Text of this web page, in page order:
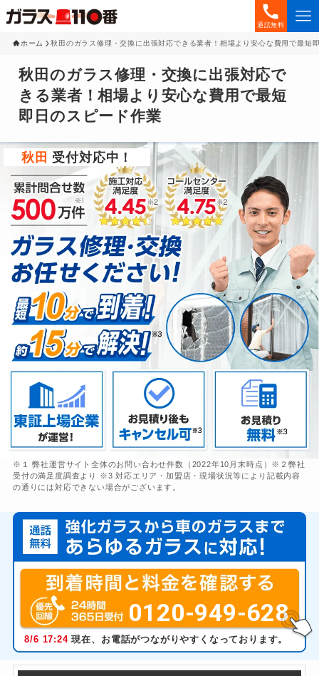
通話無料
ホーム 秋田のガラス修理・交換に出張対応できる業者！相場より安心な費用で最短
秋田のガラス修理・交換に出張対応で
きる業者！相場より安心な費用で最短
即日のスピード作業
秋田 受付対応中！
※１ 弊社運営サイト全体のお問い合わせ件数（2022年10月末時点）※２弊社
受付の満足度調査より ※3 対応エリア・加盟店・現場状況等により記載内容
の通りには対応できない場合がございます。
0120-949-628
8/6 17:24現在、お電話がつながりやすくなっております。